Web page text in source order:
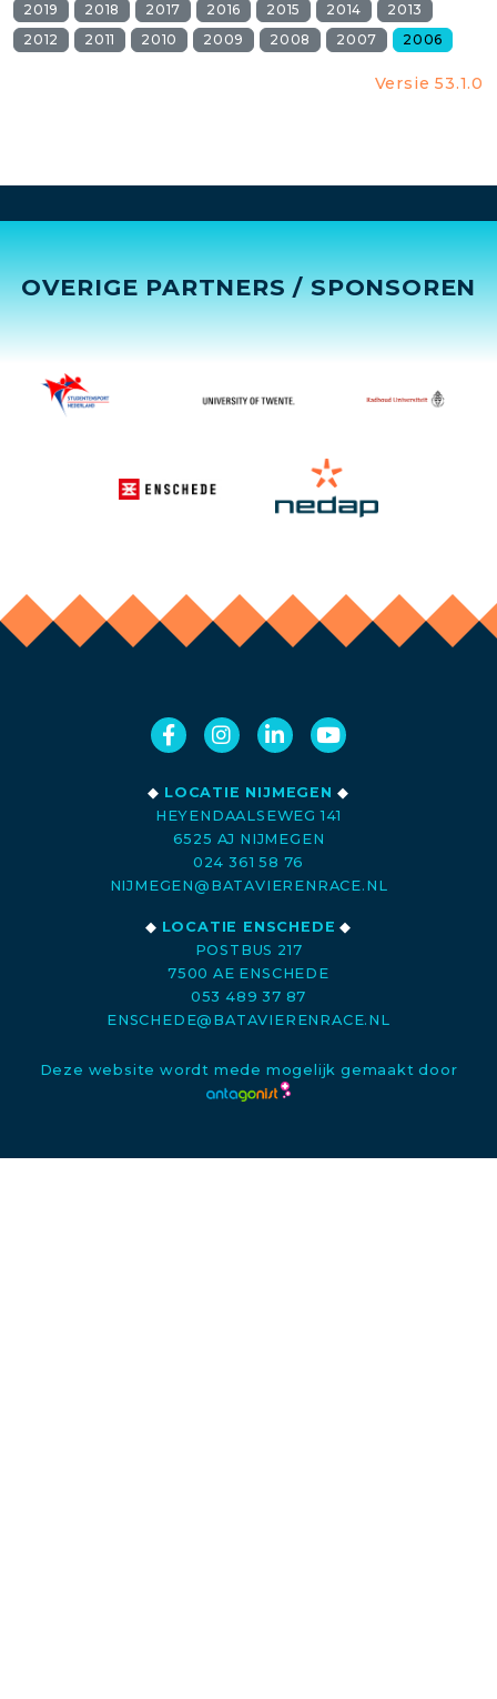
2019
2018 2017 2016 2015 2014
2013
2012
2011 2010 2009 2008 2007 2006
Versie 53.1.0
OVERIGE PARTNERS / SPONSOREN
◆ LOCATIE NIJMEGEN ◆
HEYENDAALSEWEG 141
6525 AJ NIJMEGEN
024 361 58 76
NIJMEGEN@BATAVIERENRACE.NL
◆ LOCATIE ENSCHEDE ◆
POSTBUS 217
7500 AE ENSCHEDE
053 489 37 87
ENSCHEDE@BATAVIERENRACE.NL
Deze website wordt mede mogelijk gemaakt door